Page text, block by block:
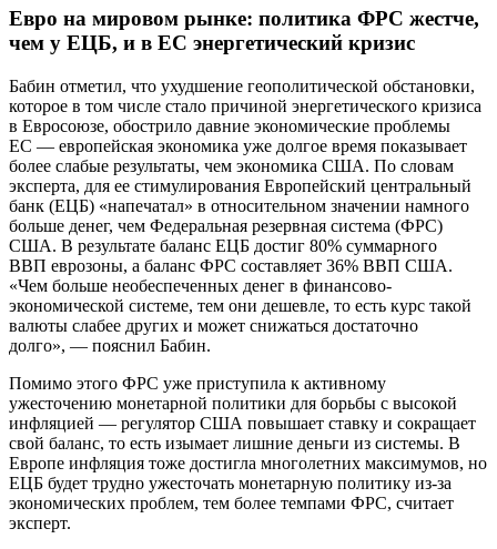
Евро на мировом рынке: политика ФРС жестче,
чем у ЕЦБ, и в ЕС энергетический кризис
Бабин отметил, что ухудшение геополитической обстановки,
которое в том числе стало причиной энергетического кризиса
в Евросоюзе, обострило давние экономические проблемы
ЕС — европейская экономика уже долгое время показывает
более слабые результаты, чем экономика США. По словам
эксперта, для ее стимулирования Европейский центральный
банк (ЕЦБ) «напечатал» в относительном значении намного
больше денег, чем Федеральная резервная система (ФРС)
США. В результате баланс ЕЦБ достиг 80% суммарного
ВВП еврозоны, а баланс ФРС составляет 36% ВВП США.
«Чем больше необеспеченных денег в финансово-
экономической системе, тем они дешевле, то есть курс такой
валюты слабее других и может снижаться достаточно
долго», — пояснил Бабин.
Помимо этого ФРС уже приступила к активному
ужесточению монетарной политики для борьбы с высокой
инфляцией — регулятор США повышает ставку и сокращает
свой баланс, то есть изымает лишние деньги из системы. В
Европе инфляция тоже достигла многолетних максимумов, но
ЕЦБ будет трудно ужесточать монетарную политику из-за
экономических проблем, тем более темпами ФРС, считает
эксперт.